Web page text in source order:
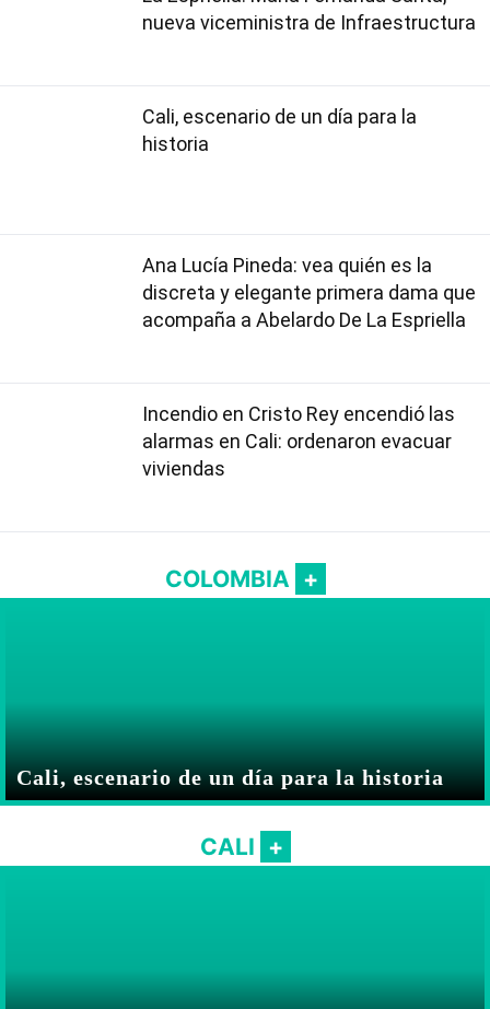
nueva viceministra de Infraestructura
Cali, escenario de un día para la
historia
Ana Lucía Pineda: vea quién es la
discreta y elegante primera dama que
acompaña a Abelardo De La Espriella
Incendio en Cristo Rey encendió las
alarmas en Cali: ordenaron evacuar
viviendas
COLOMBIA
Cali, escenario de un día para la historia
CALI